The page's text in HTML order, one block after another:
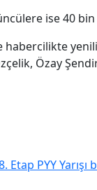
ise 40
habercilikte
Özay